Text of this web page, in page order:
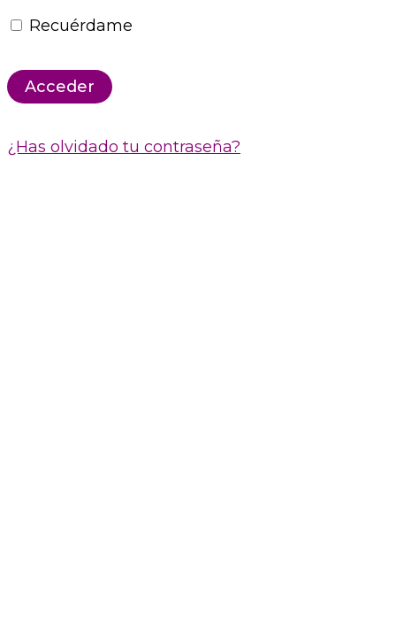
Recuérdame
¿Has olvidado tu contraseña?